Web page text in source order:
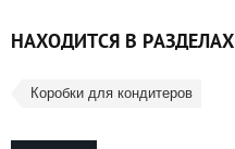
НАХОДИТСЯ В РАЗДЕЛАХ
Коробки для кондитеров